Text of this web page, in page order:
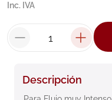
Inc. IVA
Descripción
3.
5. cerave